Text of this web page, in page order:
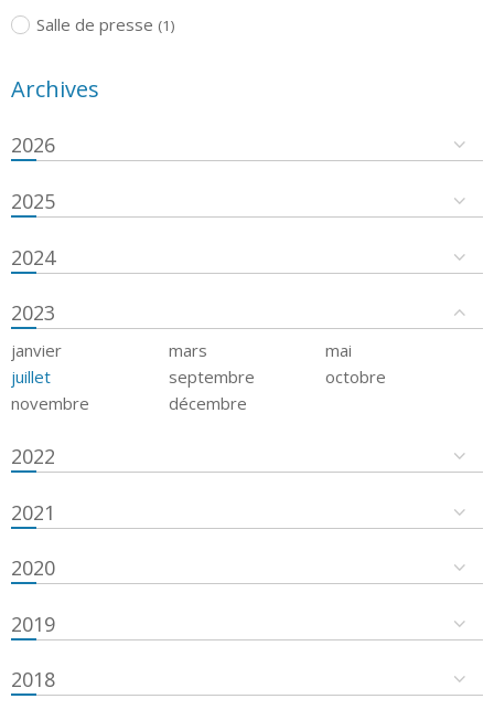
Salle de presse (1)
Archives
2026
2025
2024
2023
janvier mars
mai
juillet
septembre
octobre
novembre
décembre
2022
2021
2020
2019
2018